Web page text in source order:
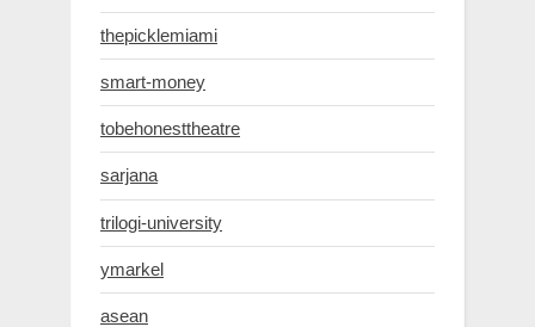
thepicklemiami
smart-money
tobehonesttheatre
sarjana
trilogi-university
ymarkel
asean